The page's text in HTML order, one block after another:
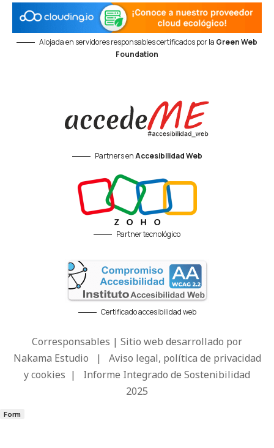
Alojada en servidores responsables certificados por la Green Web
Foundation
Partners enAccesibilidad Web
Partner tecnológico
Certificado accesibilidad web
Corresponsables | Sitio web desarrollado por
Nakama Estudio | Aviso legal, política de privacidad
y cookies | Informe Integrado de Sostenibilidad
2025
Form